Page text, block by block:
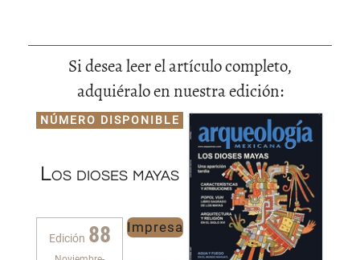
Si desea leer el artículo completo,
adquiéralo en nuestra edición:
NÚMERO DISPONIBLE
Los dioses mayas
Edición 88 Impresa